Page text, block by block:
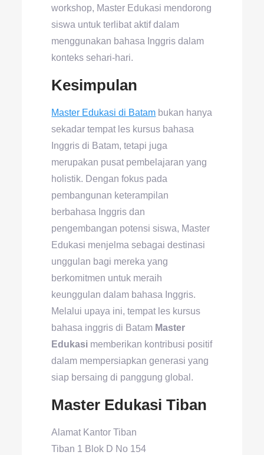
workshop, Master Edukasi mendorong
siswa untuk terlibat aktif dalam
menggunakan bahasa Inggris dalam
konteks sehari-hari.
Kesimpulan
Master Edukasi di Batam bukan hanya
sekadar tempat les kursus bahasa
Inggris di Batam, tetapi juga
merupakan pusat pembelajaran yang
holistik. Dengan fokus pada
pembangunan keterampilan
berbahasa Inggris dan
pengembangan potensi siswa, Master
Edukasi menjelma sebagai destinasi
unggulan bagi mereka yang
berkomitmen untuk meraih
keunggulan dalam bahasa Inggris.
Melalui upaya ini, tempat les kursus
bahasa inggris di Batam Master
Edukasi memberikan kontribusi positif
dalam mempersiapkan generasi yang
siap bersaing di panggung global.
Master Edukasi Tiban
Alamat Kantor Tiban
Tiban 1 Blok D No 154